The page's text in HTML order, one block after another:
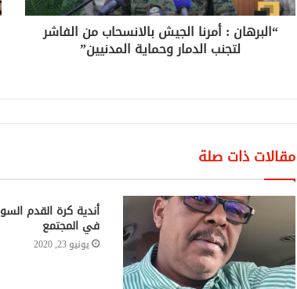
“البرهان : أمرنا الجيش بالانسحاب من الفاشر
لتجنب الدمار وحماية المدنيين”
مقالات ذات صلة
أندية كرة القدم
في المجتمع
يونيو 23, 2020